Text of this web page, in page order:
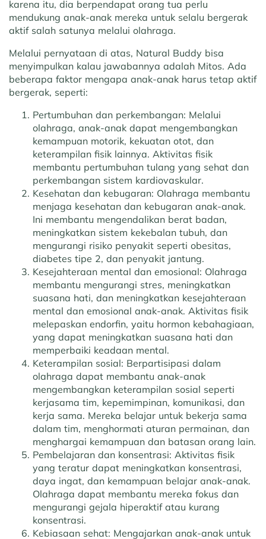
karena itu, dia berpendapat orang tua perlu
mendukung anak-anak mereka untuk selalu bergerak
aktif salah satunya melalui olahraga.
Melalui pernyataan di atas, Natural Buddy bisa
menyimpulkan kalau jawabannya adalah Mitos. Ada
beberapa faktor mengapa anak-anak harus tetap aktif
bergerak, seperti:
Pertumbuhan dan perkembangan: Melalui
olahraga, anak-anak dapat mengembangkan
kemampuan motorik, kekuatan otot, dan
keterampilan fisik lainnya. Aktivitas fisik
membantu pertumbuhan tulang yang sehat dan
perkembangan sistem kardiovaskular.
Kesehatan dan kebugaran: Olahraga membantu
menjaga kesehatan dan kebugaran anak-anak.
Ini membantu mengendalikan berat badan,
meningkatkan sistem kekebalan tubuh, dan
mengurangi risiko penyakit seperti obesitas,
diabetes tipe 2, dan penyakit jantung.
Kesejahteraan mental dan emosional: Olahraga
membantu mengurangi stres, meningkatkan
suasana hati, dan meningkatkan kesejahteraan
mental dan emosional anak-anak. Aktivitas fisik
melepaskan endorfin, yaitu hormon kebahagiaan,
yang dapat meningkatkan suasana hati dan
memperbaiki keadaan mental.
Keterampilan sosial: Berpartisipasi dalam
olahraga dapat membantu anak-anak
mengembangkan keterampilan sosial seperti
kerjasama tim, kepemimpinan, komunikasi, dan
kerja sama. Mereka belajar untuk bekerja sama
dalam tim, menghormati aturan permainan, dan
menghargai kemampuan dan batasan orang lain.
Pembelajaran dan konsentrasi: Aktivitas fisik
yang teratur dapat meningkatkan konsentrasi,
daya ingat, dan kemampuan belajar anak-anak.
Olahraga dapat membantu mereka fokus dan
mengurangi gejala hiperaktif atau kurang
konsentrasi.
Kebiasaan sehat: Mengajarkan anak-anak untuk